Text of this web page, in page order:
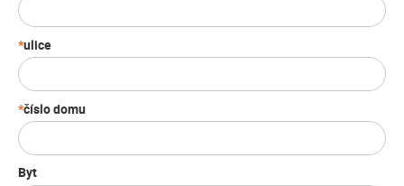
ulice
číslo domu
Byt